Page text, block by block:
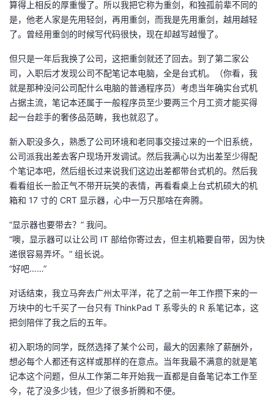
验
收
藏
议
算得上相反的厚重慢了。所以我把它称为重剑，和独孤前辈不同的
是，他老人家是先用轻剑，再用重剑，而我是先用重剑，越用越轻
了。曾经用重剑的时候写代码很快，现在却越写越慢了。
但只是一年后我换了公司，这把重剑就还了回去。到了第二家公
司，入职后才发现公司不配笔记本电脑，全是台式机。（你看，我
就是那种没问公司配什么电脑的普通程序员）考虑当年确实台式机
占据主流，笔记本还属于一般程序员至少要两三个月工资才能买得
起一台趁手的奢侈品范畴，我也就忍了。
新入职没多久，熟悉了公司环境和老同事交接过来的一个旧系统，
公司派我出差去客户现场开发调试。然后我满心以为出差至少得配
个笔记本吧，然后组长过来说我们这边出差都带台式机的。然后我
看看组长一脸正气不带开玩笑的表情，再看看桌上台式机硕大的机
箱和 17 寸的 CRT 显示器，心中一万只那啥在奔腾。
“显示器也要带去？” 我问。
“噢，显示器可以让公司 IT 部给你寄过去，但主机箱要自带，因为快
递很容易弄坏。” 组长说。
“好吧……”
对话结束，我立马奔去广州太平洋，花了之前一年工作攒下来的一
万块中的七千买了一台只有 ThinkPad T 系零头的 R 系笔记本，这
把剑陪伴了我之后的五年。
初入职场的同学，既然选择了某个公司，最大的因素除了薪酬外，
想必每个人都还有这样或那样的在意点。当年我最不满意的就是笔
记本这个问题，但从工作第二年开始我一直都是自备笔记本工作至
今，花了没多少钱，但少了很多折腾和不便。